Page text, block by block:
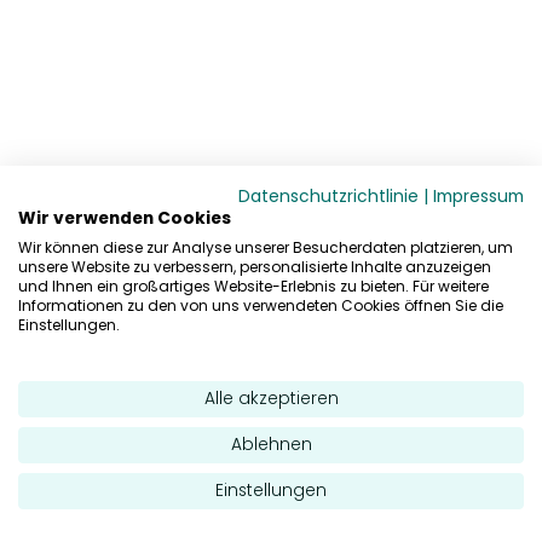
Datenschutzrichtlinie | Impressum
Wir verwenden Cookies
Wir können diese zur Analyse unserer Besucherdaten platzieren, um
unsere Website zu verbessern, personalisierte Inhalte anzuzeigen
und Ihnen ein großartiges Website-Erlebnis zu bieten. Für weitere
Informationen zu den von uns verwendeten Cookies öffnen Sie die
Einstellungen.
Alle akzeptieren
Ablehnen
Einstellungen